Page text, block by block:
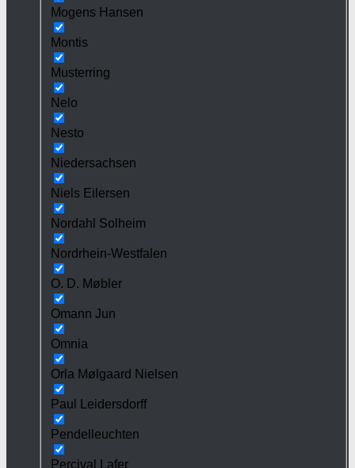
Mogens Hansen
Montis
Musterring
Nelo
Nesto
Niedersachsen
Niels Eilersen
Nordahl Solheim
Nordrhein-Westfalen
O. D. Møbler
Omann Jun
Omnia
Orla Mølgaard Nielsen
Paul Leidersdorff
Pendelleuchten
Percival Lafer